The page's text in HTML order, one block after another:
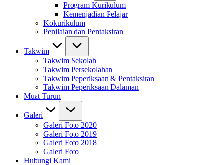
Program Kurikulum
Kemenjadian Pelajar
Kokurikulum
Penilaian dan Pentaksiran
Takwim
Takwim Sekolah
Takwim Persekolahan
Takwim Peperiksaan & Pentaksiran
Takwim Peperiksaan Dalaman
Muat Turun
Galeri
Galeri Foto 2020
Galeri Foto 2019
Galeri Foto 2018
Galeri Foto
Hubungi Kami